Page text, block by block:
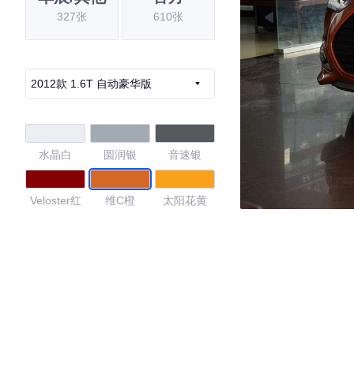
327张 610张
2012款 1.6T 自动豪华版
水晶白 圆润银 音速银
Veloster红 维C橙 太阳花黄